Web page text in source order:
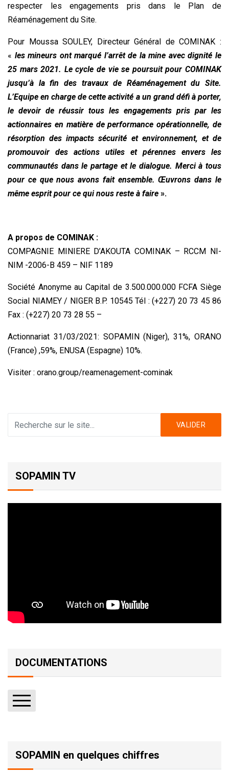
respecter les engagements pris dans le Plan de
Réaménagement du Site.
Pour Moussa SOULEY, Directeur Général de COMINAK :
« les mineurs ont marqué l’arrêt de la mine avec dignité le
25 mars 2021. Le cycle de vie se poursuit pour COMINAK
jusqu’à la fin des travaux de Réaménagement du Site.
L’Equipe en charge de cette activité a un grand défi à porter,
le devoir de réussir tous les engagements pris par les
actionnaires en matière de performance opérationnelle, de
résorption des impacts sécurité et environnement, et de
promouvoir des actions utiles et pérennes envers les
communautés dans le partage et le dialogue. Merci à tous
pour ce que nous avons fait ensemble. Œuvrons dans le
même esprit pour ce qui nous reste à faire ».
A propos de COMINAK :
COMPAGNIE MINIERE D’AKOUTA COMINAK – RCCM NI-
NIM -2006-B 459 – NIF 1189
Société Anonyme au Capital de 3.500.000.000 FCFA Siège
Social NIAMEY / NIGER B.P. 10545 Tél : (+227) 20 73 45 86
Fax : (+227) 20 73 28 55 –
Actionnariat 31/03/2021: SOPAMIN (Niger), 31%, ORANO
(France) ,59%, ENUSA (Espagne) 10%.
Visiter : orano.group/reamenagement-cominak
VALIDER
SOPAMIN TV
DOCUMENTATIONS
Publications
SOPAMIN en quelques chiffres